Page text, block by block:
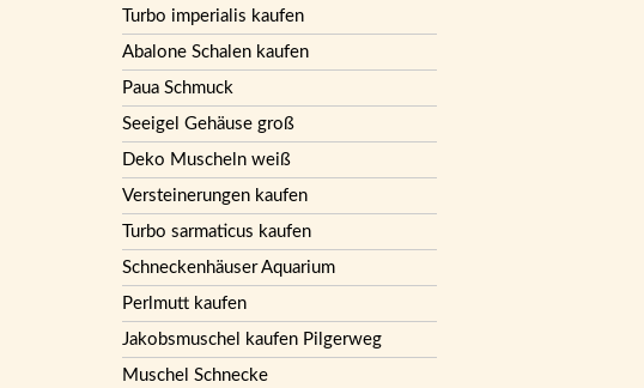
Turbo imperialis kaufen
Abalone Schalen kaufen
Paua Schmuck
Seeigel Gehäuse groß
Deko Muscheln weiß
Versteinerungen kaufen
Turbo sarmaticus kaufen
Schneckenhäuser Aquarium
Perlmutt kaufen
Jakobsmuschel kaufen Pilgerweg
Muschel Schnecke